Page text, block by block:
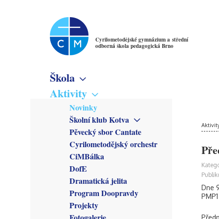
Cyrilometodějské gymnázium a střední
odborná škola pedagogická Brno
Škola
Virtuální prohlídka
Školné
Denní studium
Večerní studium
Poslání školy
Studijní obory
Gymnázium
Pedagogické lyceum
pedagogika
Předmětové sekce
Český jazyk
Anglický jazyk
Německý jazyk
Francouzský jazyk
Latina
Zřizovatel
Školská rada
Rada školy
CM Parlament
Společenství přátel školy
Aktivity
Novinky
Školní klub Kotva
Obecné informace
Členové
Kroužky
Co se stalo
Pěvecký sbor Cantate
Cyrilometodějský orchestr
CiMBálka
DofE
Dramatická jelita
Program Doopravdy
Projekty
Dne